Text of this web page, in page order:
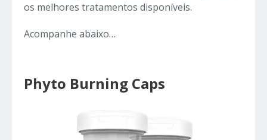
os melhores tratamentos disponíveis.
Acompanhe abaixo…
Phyto Burning Caps